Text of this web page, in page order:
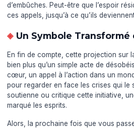
d’embûches. Peut-être que l’espoir
ces appels, jusqu’à ce qu’ils
Un Symbole Transformé
En fin de compte, cette projection sur
bien plus qu’un simple acte de
cœur, un appel à l’action dans un
pour regarder en face les crises qui le
soutienne ou critique cette initiative,
marqué les esprits.
Alors, la prochaine fois que vous